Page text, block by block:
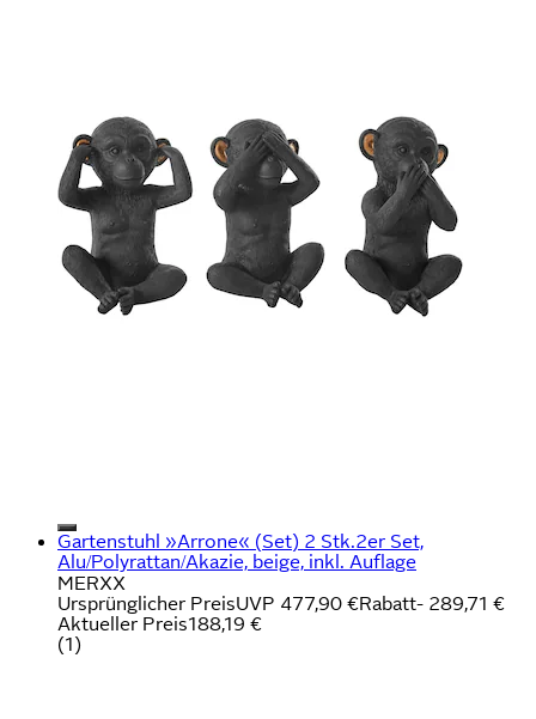
Gartenstuhl »Arrone« (Set) 2 Stk.2er Set,
Alu/Polyrattan/Akazie, beige, inkl. Auflage
MERXX
Ursprünglicher PreisUVP 477,90 €Rabatt- 289,71 €
Aktueller Preis188,19 €
(1)